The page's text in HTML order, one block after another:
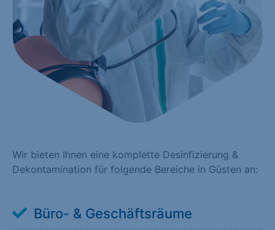
Wir bieten Ihnen eine komplette Desinfizierung &
Dekontamination für folgende Bereiche in Güsten an:
Büro- & Geschäftsräume